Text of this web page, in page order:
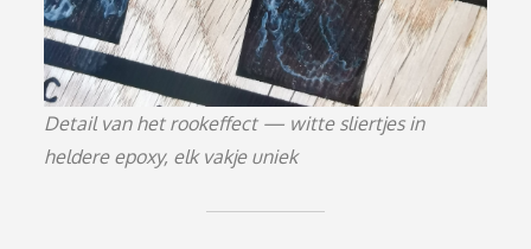
Detail van het rookeffect — witte sliertjes in
heldere epoxy, elk vakje uniek